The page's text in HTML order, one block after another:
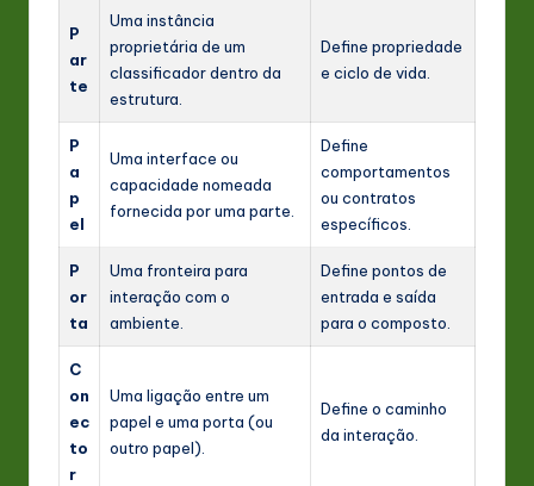
P
ar
te
Uma instância
proprietária de um
classificador dentro da
estrutura.
Define propriedade
e ciclo de vida.
P
a
p
el
Uma interface ou
capacidade nomeada
fornecida por uma parte.
Define
comportamentos
ou contratos
específicos.
P
or
ta
Uma fronteira para
interação com o
ambiente.
Define pontos de
entrada e saída
para o composto.
C
on
ec
to
r
Uma ligação entre um
papel e uma porta (ou
outro papel).
Define o caminho
da interação.